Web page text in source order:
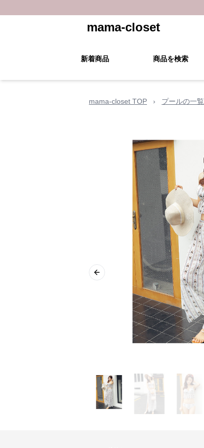
mama-closet
新着商品 商品を検索
mama-closet TOP › プールの一覧
Previous slide